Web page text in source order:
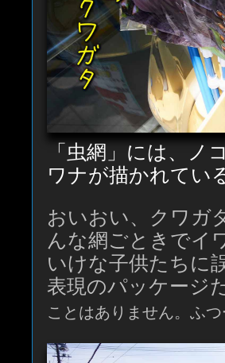
「虫網」には、ノ
ワナが描かれてい
おいおい、クワガ
んな網ごときで
いけな子供たちに
表現のパッケージ
ことはありません。ふ